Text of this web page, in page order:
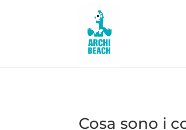
Cosa sono i